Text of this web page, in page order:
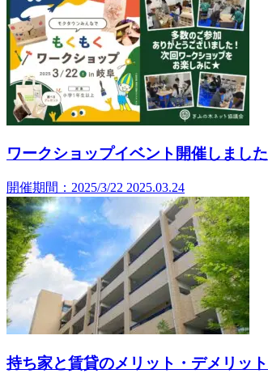
ワークショップイベント開催しました
開催期間：2025/3/22 2025.03.24
持ち家と賃貸のメリット・デメリット